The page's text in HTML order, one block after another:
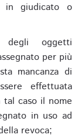
in giudicato o
degli oggetti
per più
mancanza di
effettuata
caso il nome
in uso ad
revoca;